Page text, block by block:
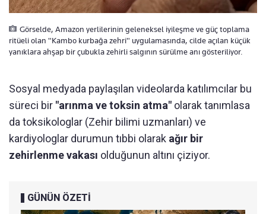
Görselde, Amazon yerlilerinin geleneksel iyileşme ve güç toplama
ritüeli olan "Kambo kurbağa zehri" uygulamasında, cilde açılan küçük
yanıklara ahşap bir çubukla zehirli salgının sürülme anı gösteriliyor.
Sosyal medyada paylaşılan videolarda katılımcılar bu
süreci bir "arınma ve toksin atma" olarak tanımlasa
da toksikologlar (Zehir bilimi uzmanları) ve
kardiyologlar durumun tıbbi olarak ağır bir
zehirlenme vakası olduğunun altını çiziyor.
GÜNÜN ÖZETİ